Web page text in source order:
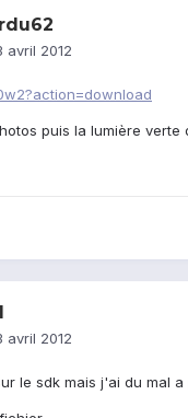
avril 2012
puis la lumière verte
avril 2012
le sdk mais j'ai du mal a